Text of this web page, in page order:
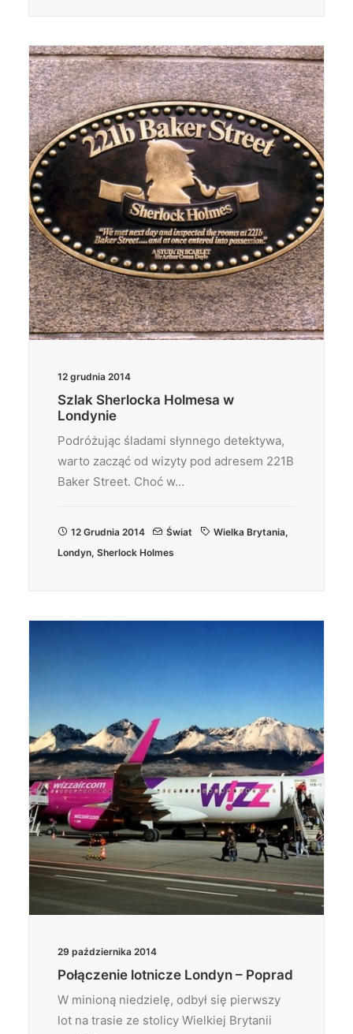
12 grudnia 2014
Szlak Sherlocka Holmesa w
Londynie
Podróżując śladami słynnego detektywa,
warto zacząć od wizyty pod adresem 221B
Baker Street. Choć w…
12 Grudnia 2014 Świat Wielka Brytania,
Londyn, Sherlock Holmes
29 października 2014
Połączenie lotnicze Londyn – Poprad
W minioną niedzielę, odbył się pierwszy
lot na trasie ze stolicy Wielkiej Brytanii